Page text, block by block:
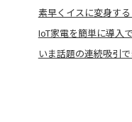
素早くイスに変身す
IoT家電を簡単に導入
いま話題の連続吸引